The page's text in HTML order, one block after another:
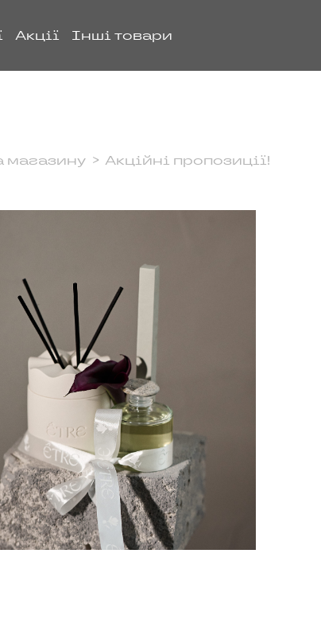
Акції Інші товари
магазину Акційні пропозиції!